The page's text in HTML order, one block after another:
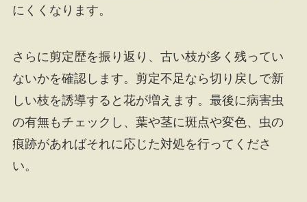
にくくなります。
さらに剪定歴を振り返り、古い枝が多く残ってい
ないかを確認します。剪定不足なら切り戻しで新
しい枝を誘導すると花が増えます。最後に病害虫
の有無もチェックし、葉や茎に斑点や変色、虫の
痕跡があればそれに応じた対処を行ってくださ
い。